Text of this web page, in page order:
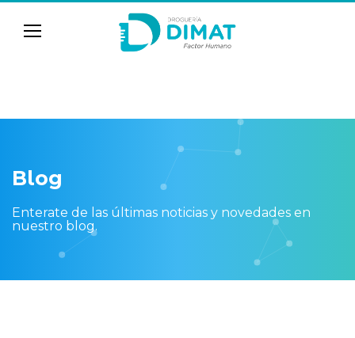
Blog
Enterate de las últimas noticias y novedades en
nuestro blog.